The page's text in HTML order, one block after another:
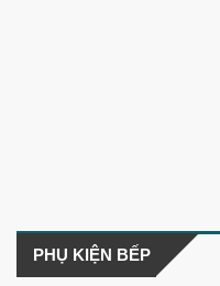
PHỤ KIỆN BẾP